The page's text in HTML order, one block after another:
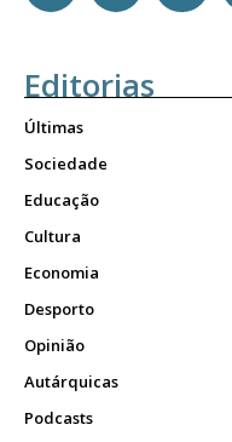
Editorias
Últimas
Sociedade
Educação
Cultura
Economia
Desporto
Opinião
Autárquicas
Podcasts